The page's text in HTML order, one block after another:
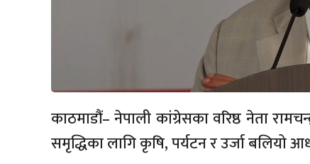
काठमाडौं– नेपाली कांग्रेसका वरिष्ठ नेता
समृद्धिका लागि कृषि, पर्यटन र उर्जा बलियो